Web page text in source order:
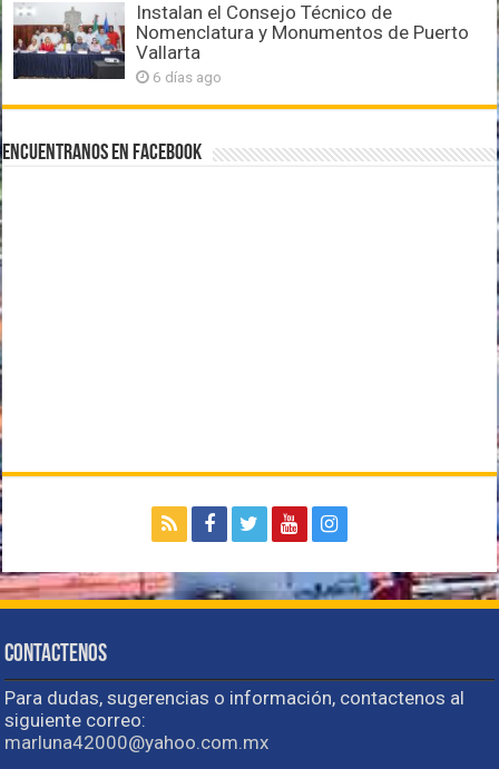
Instalan el Consejo Técnico de
Nomenclatura y Monumentos de Puerto
Vallarta
6 días ago
Encuentranos en Facebook
Contactenos
Para dudas, sugerencias o información, contactenos al
siguiente correo:
marluna42000@yahoo.com.mx